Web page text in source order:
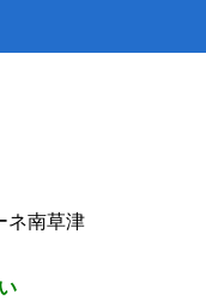
ネ南草津